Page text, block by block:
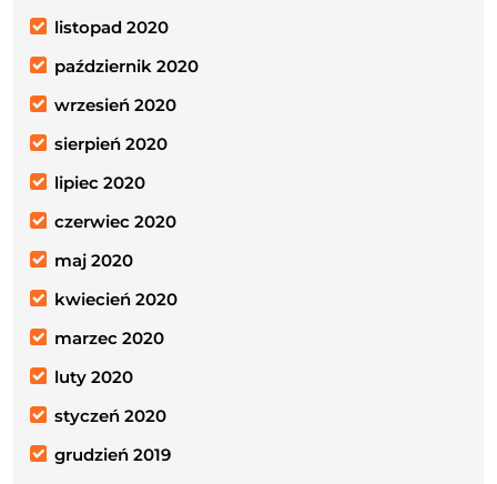
listopad 2020
październik 2020
wrzesień 2020
sierpień 2020
lipiec 2020
czerwiec 2020
maj 2020
kwiecień 2020
marzec 2020
luty 2020
styczeń 2020
grudzień 2019